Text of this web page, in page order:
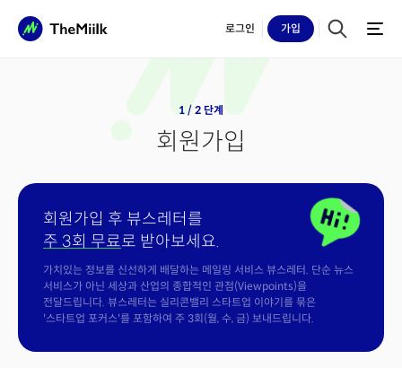
로그인 가입
1 / 2 단계
회원가입
회원가입 후 뷰스레터를
주 3회 무료로 받아보세요.
가치있는 정보를 신선하게 배달하는 메일링 서비스 뷰스레터. 단순 뉴스
서비스가 아닌 세상과 산업의 종합적인 관점(Viewpoints)을
전달드립니다. 뷰스레터는 실리콘밸리 스타트업 이야기를 묶은
'스타트업 포커스'를 포함하여 주 3회(월, 수, 금) 보내드립니다.